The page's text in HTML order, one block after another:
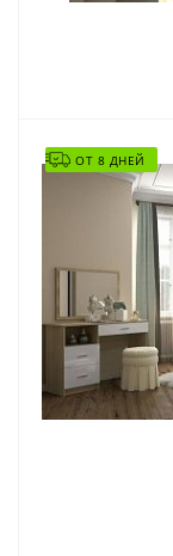
ОТ 8 ДНЕЙ